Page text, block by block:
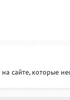
сайте, которые